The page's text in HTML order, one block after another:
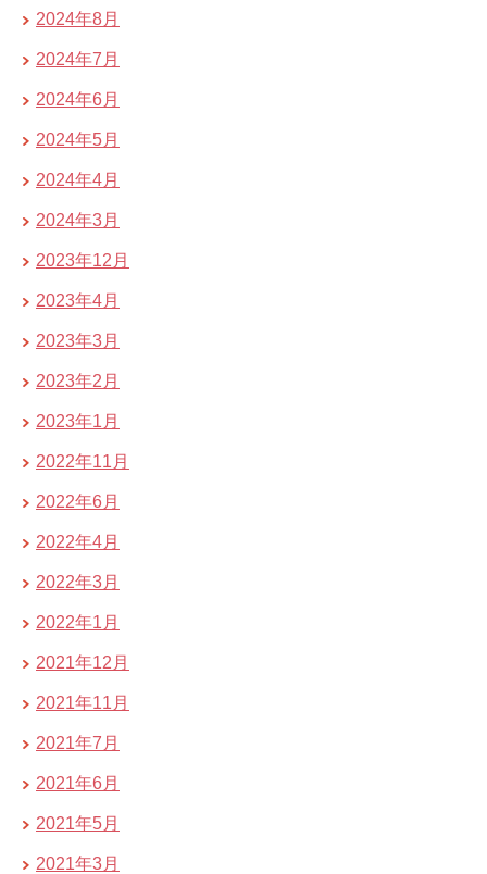
2024年8月
2024年7月
2024年6月
2024年5月
2024年4月
2024年3月
2023年12月
2023年4月
2023年3月
2023年2月
2023年1月
2022年11月
2022年6月
2022年4月
2022年3月
2022年1月
2021年12月
2021年11月
2021年7月
2021年6月
2021年5月
2021年3月